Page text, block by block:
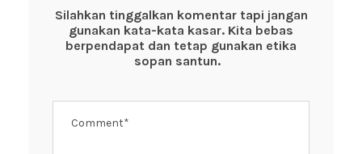
o
o
p
p
Silahkan tinggalkan komentar tapi jangan
gunakan kata-kata kasar. Kita bebas
berpendapat dan tetap gunakan etika
sopan santun.